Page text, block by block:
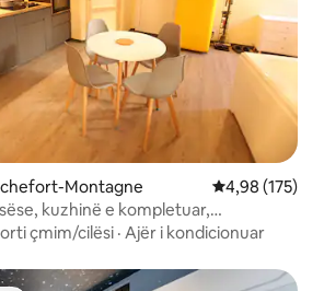
Montagne Vlerësimi
4,98 (175)
kuzhinë e kompletuar,
gjigant
çmim/cilësi · Ajër i kondicionuar